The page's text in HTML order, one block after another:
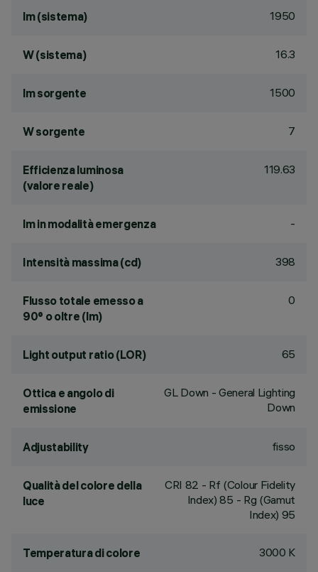
lm (sistema) 1950
W (sistema) 16.3
lm sorgente 1500
W sorgente 7
Efficienza luminosa
(valore reale)
119.63
lm in modalità emergenza -
Intensità massima (cd) 398
Flusso totale emesso a
90° o oltre (lm)
0
Light output ratio (LOR) 65
Ottica e angolo di
emissione
GL Down - General Lighting
Down
Adjustability fisso
Qualità del colore della
luce
CRI 82 - Rf (Colour Fidelity
Index) 85 - Rg (Gamut
Index) 95
Temperatura di colore 3000 K